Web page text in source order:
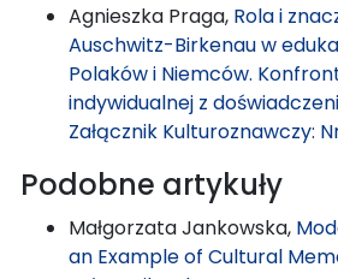
Agnieszka Praga, Rola i
Auschwitz-Birkenau w
Polaków i Niemców.
indywidualnej z
Załącznik Kulturoznawczy:
Podobne artykuły
Małgorzata Jankowska,
an Example of Cultural